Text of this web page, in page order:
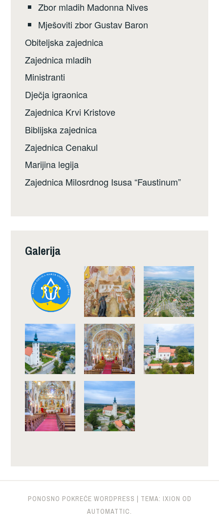
Zbor mladih Madonna Nives
Mješoviti zbor Gustav Baron
Obiteljska zajednica
Zajednica mladih
Ministranti
Dječja igraonica
Zajednica Krvi Kristove
Biblijska zajednica
Zajednica Cenakul
Marijina legija
Zajednica Milosrdnog Isusa “Faustinum”
Galerija
PONOSNO POKREĆE WORDPRESS | TEMA: IXION OD
AUTOMATTIC.